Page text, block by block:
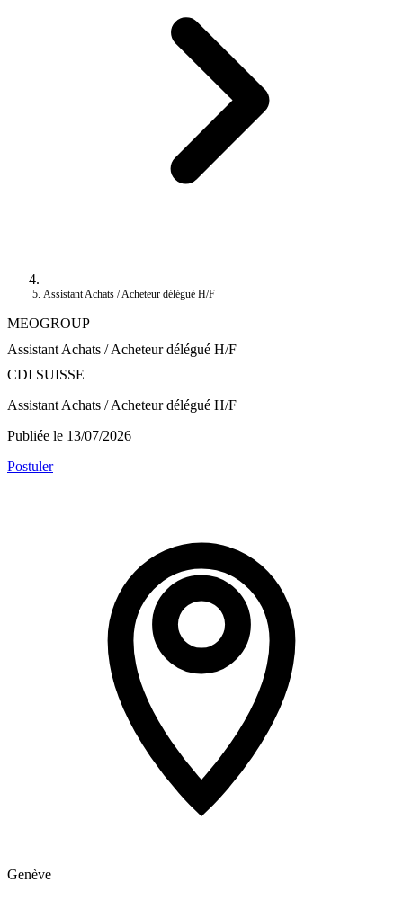
Assistant Achats / Acheteur délégué H/F
MEOGROUP
Assistant Achats / Acheteur délégué H/F
CDI SUISSE
Assistant Achats / Acheteur délégué H/F
Publiée le 13/07/2026
Postuler
Genève